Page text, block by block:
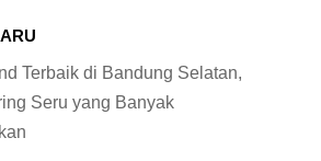
Terbaik di Bandung Selatan,
Seru yang Banyak